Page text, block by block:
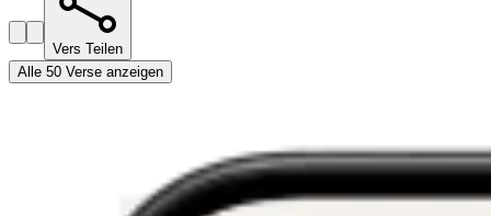
Vers Teilen
Alle 50 Verse anzeigen